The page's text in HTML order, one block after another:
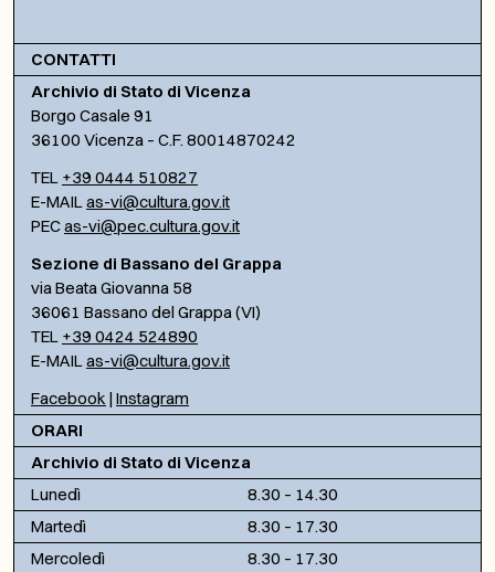
CONTATTI
Archivio di Stato di Vicenza
Borgo Casale 91
36100 Vicenza – C.F. 80014870242
TEL +39 0444 510827
E-MAILas-vi@cultura.gov.it
PECas-vi@pec.cultura.gov.it
Sezione di Bassano del Grappa
via Beata Giovanna 58
36061 Bassano del Grappa (VI)
TEL +39 0424 524890
E-MAILas-vi@cultura.gov.it
Facebook | Instagram
ORARI
Archivio di Stato di Vicenza
Lunedì
8.30 – 14.30
Martedì
8.30 – 17.30
Mercoledì
8.30 – 17.30